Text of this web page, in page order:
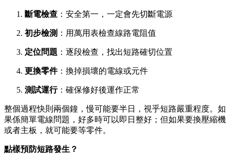
斷電檢查 ：安全第一，一定會先切斷電源
初步檢測 ：用萬用表檢查線路電阻值
定位問題 ：逐段檢查，找出短路確切位置
更換零件：換掉損壞的電線或元件
測試運行：確保修好後運作正常
整個過程快則兩個鐘，慢可能要半日，視乎短路嚴重程度。如
果係簡單電線問題，好多時可以即日整好；但如果要換壓縮機
或者主板，就可能要等零件。
點樣預防短路發生？